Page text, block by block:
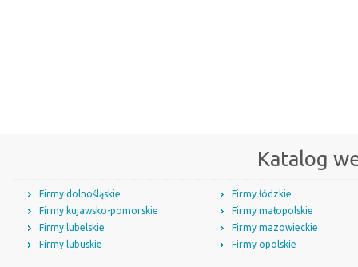
Katalog
Firmy dolnośląskie
Firmy kujawsko-pomorskie
Firmy lubelskie
Firmy lubuskie
Firmy łódzkie
Firmy małopolskie
Firmy mazowieckie
Firmy opolskie